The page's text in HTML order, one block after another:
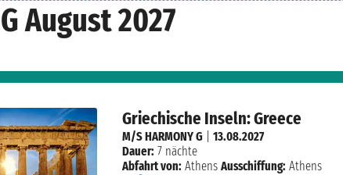
August 2027
Griechische Inseln: Greece
M/S HARMONY G |13.08.2027
Dauer: 7 nächte
Abfahrt von: Athens Ausschiffung: Athens